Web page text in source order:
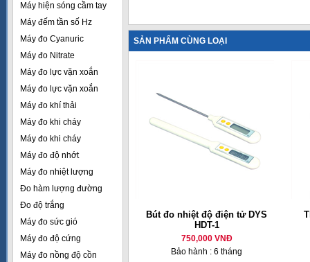
Máy hiện sóng cầm tay
Máy đếm tần số Hz
Máy đo Cyanuric
Máy đo Nitrate
Máy đo lực vặn xoắn
Máy đo lực vặn xoắn
Máy đo khí thải
Máy đo khi cháy
Máy đo khi cháy
Máy đo độ nhớt
Máy đo nhiệt lượng
Đo hàm lượng đường
Đo độ trắng
Máy đo sức gió
Máy đo độ cứng
Máy đo nồng độ cồn
SẢN PHẨM CÙNG LOẠI
Bút đo nhiệt độ điện tử DYS
HDT-1
750,000 VNĐ
Bảo hành : 6 tháng